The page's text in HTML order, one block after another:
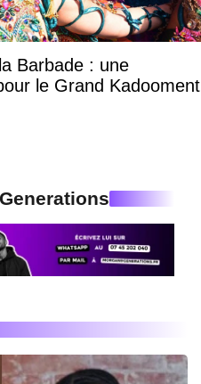
Barbade : une
le Grand Kadooment